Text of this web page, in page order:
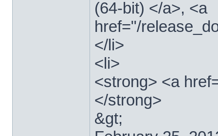
(64-bit) </a>, <a
href="/
</li>
<li>
<strong> <a
</strong>
&gt;